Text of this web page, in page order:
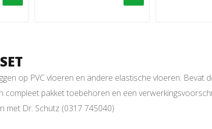
op PVC vloeren en andere elastische vloeren.
pakket toebehoren en een
met Dr. Schutz (0317 745040)